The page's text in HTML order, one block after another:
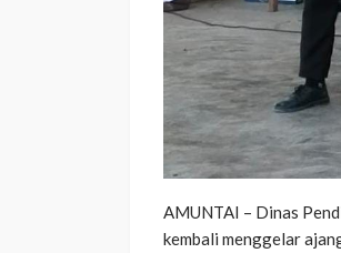
AMUNTAI – Dinas
kembali menggelar